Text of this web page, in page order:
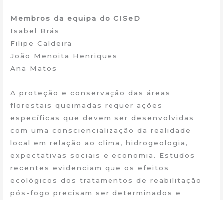
Membros da equipa do CISeD
Isabel Brás
Filipe Caldeira
João Menoita Henriques
Ana Matos
A proteção e conservação das áreas
florestais queimadas requer ações
específicas que devem ser desenvolvidas
com uma consciencialização da realidade
local em relação ao clima, hidrogeologia,
expectativas sociais e economia. Estudos
recentes evidenciam que os efeitos
ecológicos dos tratamentos de reabilitação
pós-fogo precisam ser determinados e